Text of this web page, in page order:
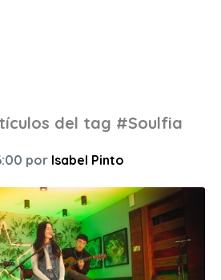
del tag #Soulfia
por Isabel Pinto